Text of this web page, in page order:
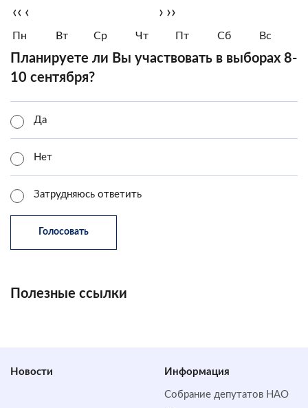
‹‹ ‹ › ››
Пн Вт Ср Чт Пт Сб Вс
Планируете ли Вы участвовать в выборах 8-
10 сентября?
Да
Нет
Затрудняюсь ответить
Полезные ссылки
Новости Информация
Собрание депутатов НАО